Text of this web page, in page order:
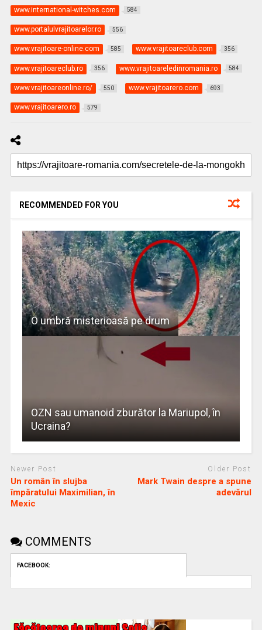
www.international-witches.com 584
www.portalulvrajitoarelor.ro 556
www.vrajitoare-online.com 585 www.vrajitoareclub.com 356
www.vrajitoareclub.ro 356 www.vrajitoareledinromania.ro 584
www.vrajitoareonline.ro/ 550 www.vrajitoarero.com 693
www.vrajitoarero.ro 579
RECOMMENDED FOR YOU
O umbră misterioasă pe drum
OZN sau umanoid zburător la Mariupol, în
Ucraina?
Newer Post
Un român în slujba
împăratului Maximilian, în
Mexic
Older Post
Mark Twain despre a spune
adevărul
COMMENTS
FACEBOOK: